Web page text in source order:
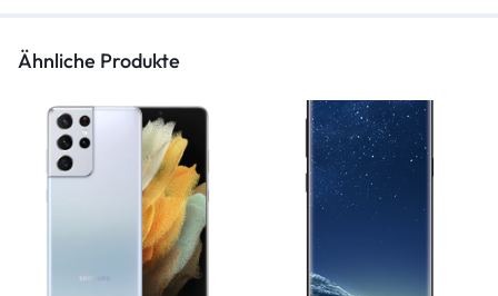
Ähnliche Produkte